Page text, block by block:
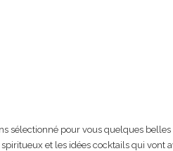
sélectionné pour vous quelques
et les idées cocktails qui vont